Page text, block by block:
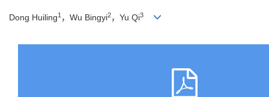
Dong Huiling1 ，Wu Bingyi2，Yu Qi3